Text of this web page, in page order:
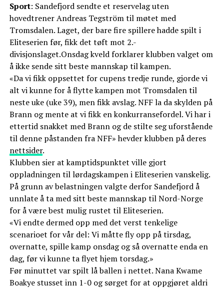
Sport: Sandefjord sendte et reservelag uten
hovedtrener Andreas Tegström til møtet med
Tromsdalen. Laget, der bare fire spillere hadde spilt i
Eliteserien før, fikk det tøft mot 2.-
divisjonslaget.Onsdag kveld forklarer klubben valget om
å ikke sende sitt beste mannskap til kampen.
«Da vi fikk oppsettet for cupens tredje runde, gjorde vi
alt vi kunne for å flytte kampen mot Tromsdalen til
neste uke (uke 39), men fikk avslag. NFF la da skylden på
Brann og mente at vi fikk en konkurransefordel. Vi har i
ettertid snakket med Brann og de stilte seg uforstående
til denne påstanden fra NFF» hevder klubben på deres
nettsider.
Klubben sier at kamptidspunktet ville gjort
oppladningen til lørdagskampen i Eliteserien vanskelig.
På grunn av belastningen valgte derfor Sandefjord å
unnlate å ta med sitt beste mannskap til Nord-Norge
for å være best mulig rustet til Eliteserien.
«Vi endte dermed opp med det verst tenkelige
scenarioet for vår del: Vi måtte fly opp på tirsdag,
overnatte, spille kamp onsdag og så overnatte enda en
dag, før vi kunne ta flyet hjem torsdag.»
Før minuttet var spilt lå ballen i nettet. Nana Kwame
Boakye stusset inn 1-0 og sørget for at oppgjøret aldri